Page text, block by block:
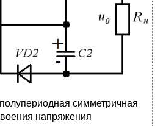
симметричная
напряжения